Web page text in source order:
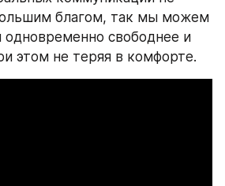
благом, так мы можем
одновременно свободнее и
этом не теряя в комфорте.